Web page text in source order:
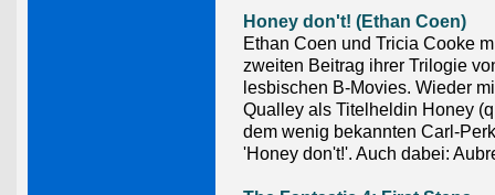
Honey don't! (Ethan Coen)
Ethan Coen und Tricia Cooke
zweiten Beitrag ihrer Trilogie
lesbischen B-Movies. Wieder
Qualley als Titelheldin Honey
dem wenig bekannten Carl-
'Honey don't!'. Auch dabei: